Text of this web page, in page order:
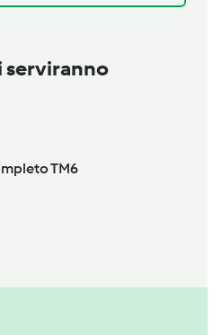
serviranno
TM6